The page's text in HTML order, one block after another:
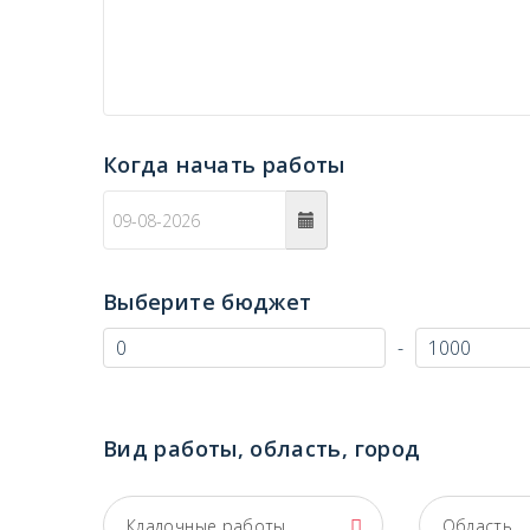
Когда начать работы
Выберите бюджет
-
Вид работы, область, город